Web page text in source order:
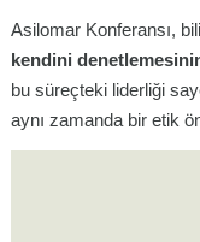
Asilomar Konferansı,
kendini
bu süreçteki liderliği
aynı zamanda bir etik